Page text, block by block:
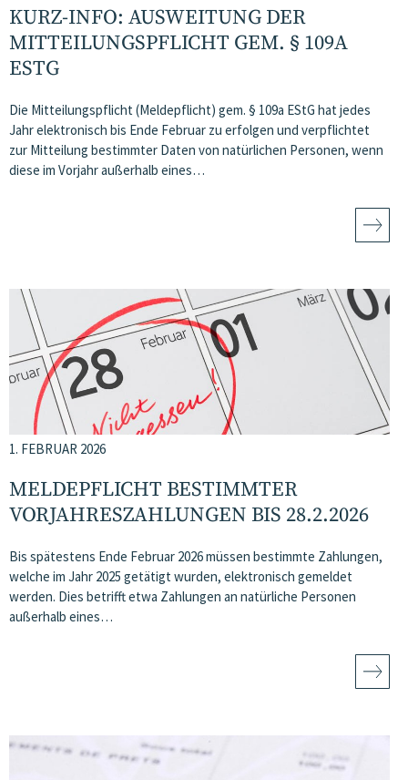
KURZ-INFO: AUSWEITUNG DER
MITTEILUNGSPFLICHT GEM. § 109A
ESTG
Die Mitteilungspflicht (Meldepflicht) gem. § 109a EStG hat jedes
Jahr elektronisch bis Ende Februar zu erfolgen und verpflichtet
zur Mitteilung bestimmter Daten von natürlichen Personen, wenn
diese im Vorjahr außerhalb eines…
1. FEBRUAR 2026
MELDEPFLICHT BESTIMMTER
VORJAHRESZAHLUNGEN BIS 28.2.2026
Bis spätestens Ende Februar 2026 müssen bestimmte Zahlungen,
welche im Jahr 2025 getätigt wurden, elektronisch gemeldet
werden. Dies betrifft etwa Zahlungen an natürliche Personen
außerhalb eines…